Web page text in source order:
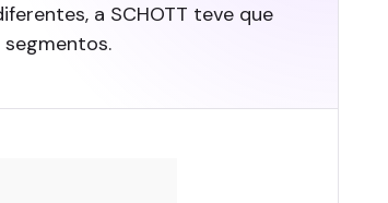
a SCHOTT teve que